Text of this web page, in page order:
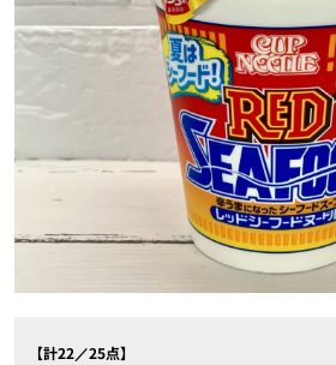
【計22／25点】